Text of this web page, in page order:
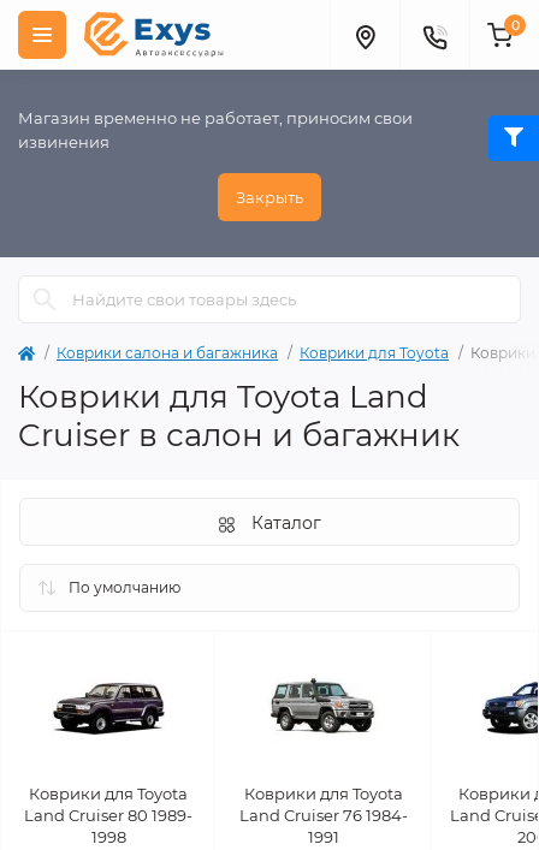
Магазин временно не работает, приносим свои
извинения
Закрыть
0
Коврики салона и багажника Коврики для Toyota Коврики
Коврики для Toyota Land
Cruiser в салон и багажник
Каталог
Коврики для Toyota
Land Cruiser 80 1989-
1998
Коврики для Toyota
Land Cruiser 76 1984-
1991
Коврики
Land